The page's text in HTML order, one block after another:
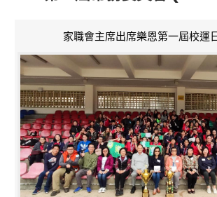
家職會主席出席樂恩第一屆校運